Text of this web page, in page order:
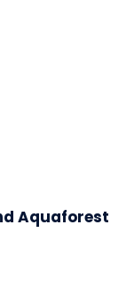
Aquaforest